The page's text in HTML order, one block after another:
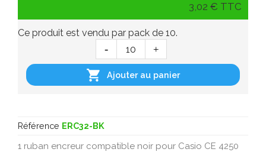
Référence ERC32-BK
1 ruban encreur compatible noir pour Casio CE 4250
3,02 € TTC
Ce produit est vendu par pack de 10.
 Ajouter au panier